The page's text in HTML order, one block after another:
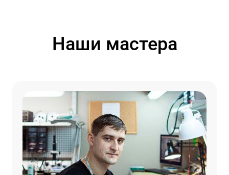
Наши мастера